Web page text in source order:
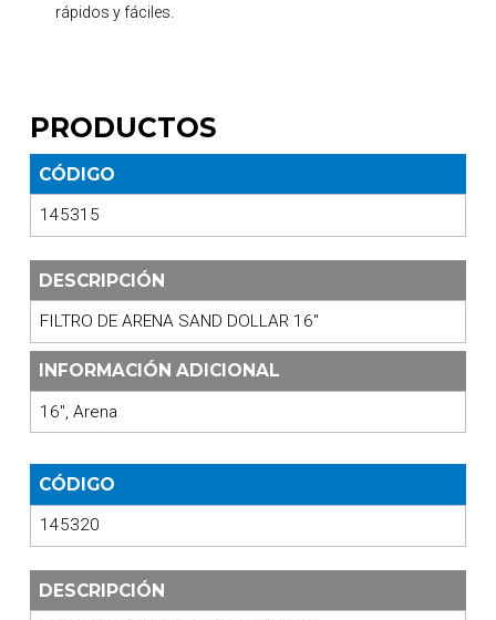
rápidos y fáciles.
PRODUCTOS
CÓDIGO
145315
DESCRIPCIÓN
FILTRO DE ARENA SAND DOLLAR 16"
INFORMACIÓN ADICIONAL
16", Arena
CÓDIGO
145320
DESCRIPCIÓN